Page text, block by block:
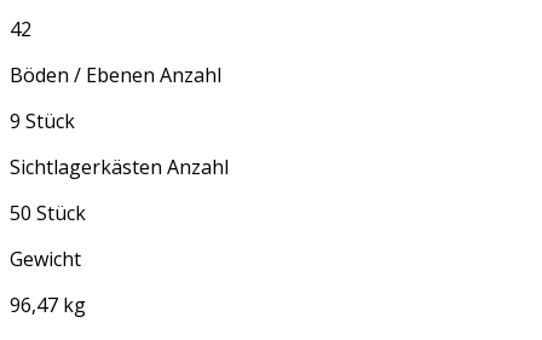
42
Böden / Ebenen Anzahl
9 Stück
Sichtlagerkästen Anzahl
50 Stück
Gewicht
96,47 kg